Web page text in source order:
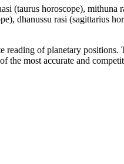
(taurus horoscope), mithuna
dhanussu rasi (sagittarius
reading of planetary positions.
the most accurate and